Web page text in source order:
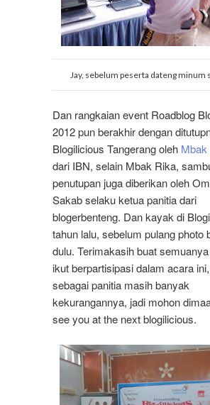
Jay, sebelum peserta dateng minum
Dan rangkaian event Roadblog
2012 pun berakhir dengan
Blogilicious Tangerang oleh
dari IBN, selain Mbak Rika,
penutupan juga diberikan oleh
Sakab selaku ketua panitia dari
blogerbenteng. Dan kayak di
tahun lalu, sebelum pulang photo
dulu. Terimakasih buat
ikut berpartisipasi dalam acara
sebagai panitia masih banyak
kekurangannya, jadi mohon
see you at the next blogilicious.